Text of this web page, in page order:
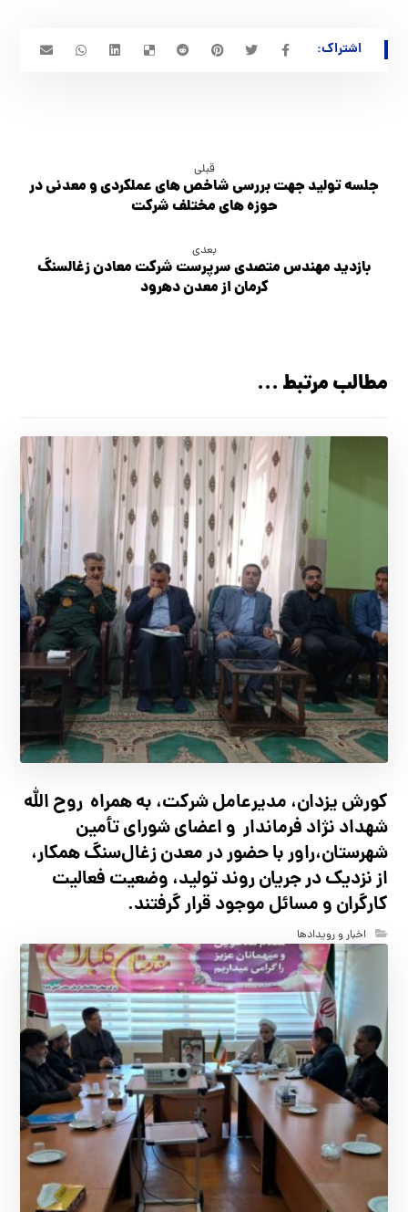
قبلی
جلسه تولید جهت بررسی شاخص های عملکردی و معدنی در
حوزه های مختلف شرکت
بعدی
بازدید مهندس متصدی سرپرست شرکت معادن زغالسنگ
کرمان از معدن دهرود
مطالب مرتبط ...
کورش یزدان، مدیرعامل شرکت، به همراه روح الله
شهداد نژاد فرماندار و اعضای شورای تأ‌مین
شهرستان،راور با حضور در معدن زغال‌سنگ همکار،
از نزدیک در جریان روند تولید، وضعیت فعالیت
کارگران و مسائل موجود قرار گرفتند.
اخبار و رویدادها